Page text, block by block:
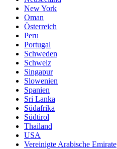
New York
Oman
Österreich
Peru
Portugal
Schweden
Schweiz
Singapur
Slowenien
Spanien
Sri Lanka
Südafrika
Südtirol
Thailand
USA
Vereinigte Arabische Emirate